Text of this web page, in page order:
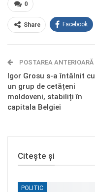
0
Share Facebook
Telegram OK.ru
POSTAREA ANTERIOARĂ
Igor Grosu s-a întâlnit cu
un grup de cetățeni
moldoveni, stabiliți în
capitala Belgiei
Citește și
POLITIC